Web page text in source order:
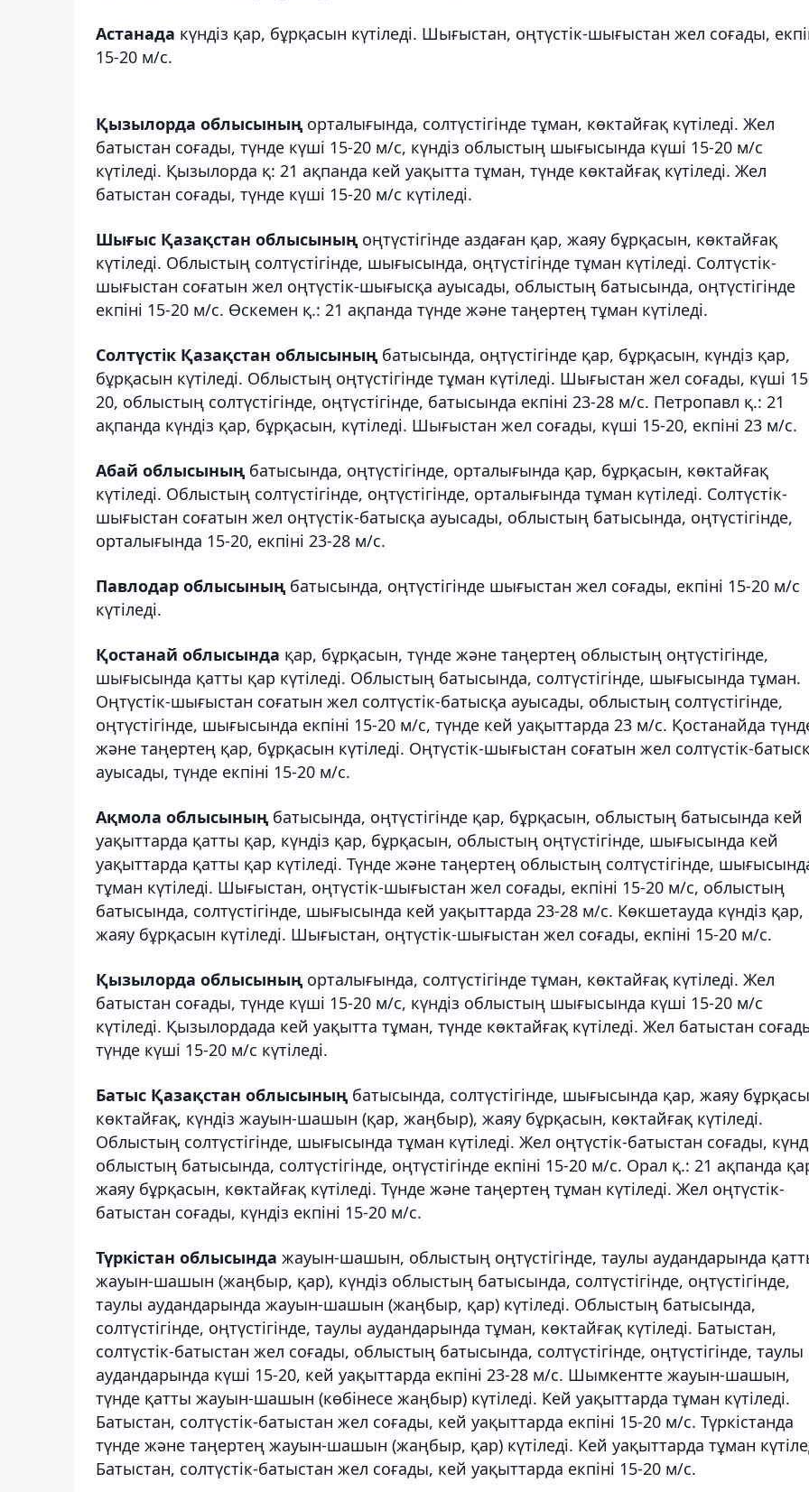
Астанада күндіз қар, бұрқасын күтіледі. Шығыстан, оңтүстік-шығыстан жел соғады,
15-20 м/с.
Қызылорда облысының орталығында, солтүстігінде тұман, көктайғақ күтіледі. Жел
батыстан соғады, түнде күші 15-20 м/с, күндіз облыстың шығысында күші 15-20 м/с
күтіледі. Қызылорда қ: 21 ақпанда кей уақытта тұман, түнде көктайғақ күтіледі. Жел
батыстан соғады, түнде күші 15-20 м/с күтіледі.
Шығыс Қазақстан облысының оңтүстігінде аздаған қар, жаяу бұрқасын, көктайғақ
күтіледі. Облыстың солтүстігінде, шығысында, оңтүстігінде тұман күтіледі. Солтүстік-
шығыстан соғатын жел оңтүстік-шығысқа ауысады, облыстың батысында, оңтүстігінде
екпіні 15-20 м/с. Өскемен қ.: 21 ақпанда түнде және таңертең тұман күтіледі.
Солтүстік Қазақстан облысының батысында, оңтүстігінде қар, бұрқасын, күндіз қар,
бұрқасын күтіледі. Облыстың оңтүстігінде тұман күтіледі. Шығыстан жел соғады, күші
20, облыстың солтүстігінде, оңтүстігінде, батысында екпіні 23-28 м/с. Петропавл қ.: 21
ақпанда күндіз қар, бұрқасын, күтіледі. Шығыстан жел соғады, күші 15-20, екпіні 23 м/с.
Абай облысының батысында, оңтүстігінде, орталығында қар, бұрқасын, көктайғақ
күтіледі. Облыстың солтүстігінде, оңтүстігінде, орталығында тұман күтіледі. Солтүстік-
шығыстан соғатын жел оңтүстік-батысқа ауысады, облыстың батысында, оңтүстігінде,
орталығында 15-20, екпіні 23-28 м/с.
Павлодар облысының батысында, оңтүстігінде шығыстан жел соғады, екпіні 15-20 м/с
күтіледі.
Қостанай облысында қар, бұрқасын, түнде және таңертең облыстың оңтүстігінде,
шығысында қатты қар күтіледі. Облыстың батысында, солтүстігінде, шығысында тұман.
Оңтүстік-шығыстан соғатын жел солтүстік-батысқа ауысады, облыстың солтүстігінде,
оңтүстігінде, шығысында екпіні 15-20 м/с, түнде кей уақыттарда 23 м/с. Қостанайда
және таңертең қар, бұрқасын күтіледі. Оңтүстік-шығыстан соғатын жел солтүстік-
ауысады, түнде екпіні 15-20 м/с.
Ақмола облысының батысында, оңтүстігінде қар, бұрқасын, облыстың батысында кей
уақыттарда қатты қар, күндіз қар, бұрқасын, облыстың оңтүстігінде, шығысында кей
уақыттарда қатты қар күтіледі. Түнде және таңертең облыстың солтүстігінде,
тұман күтіледі. Шығыстан, оңтүстік-шығыстан жел соғады, екпіні 15-20 м/с, облыстың
батысында, солтүстігінде, шығысында кей уақыттарда 23-28 м/с. Көкшетауда күндіз қар,
жаяу бұрқасын күтіледі. Шығыстан, оңтүстік-шығыстан жел соғады, екпіні 15-20 м/с.
Қызылорда облысының орталығында, солтүстігінде тұман, көктайғақ күтіледі. Жел
батыстан соғады, түнде күші 15-20 м/с, күндіз облыстың шығысында күші 15-20 м/с
күтіледі. Қызылордада кей уақытта тұман, түнде көктайғақ күтіледі. Жел батыстан
түнде күші 15-20 м/с күтіледі.
Батыс Қазақстан облысының батысында, солтүстігінде, шығысында қар, жаяу
көктайғақ, күндіз жауын-шашын (қар, жаңбыр), жаяу бұрқасын, көктайғақ күтіледі.
Облыстың солтүстігінде, шығысында тұман күтіледі. Жел оңтүстік-батыстан соғады,
облыстың батысында, солтүстігінде, оңтүстігінде екпіні 15-20 м/с. Орал қ.: 21 ақпанда
жаяу бұрқасын, көктайғақ күтіледі. Түнде және таңертең тұман күтіледі. Жел оңтүстік-
батыстан соғады, күндіз екпіні 15-20 м/с.
Түркістан облысында жауын-шашын, облыстың оңтүстігінде, таулы аудандарында
жауын-шашын (жаңбыр, қар), күндіз облыстың батысында, солтүстігінде, оңтүстігінде,
таулы аудандарында жауын-шашын (жаңбыр, қар) күтіледі. Облыстың батысында,
солтүстігінде, оңтүстігінде, таулы аудандарында тұман, көктайғақ күтіледі. Батыстан,
солтүстік-батыстан жел соғады, облыстың батысында, солтүстігінде, оңтүстігінде, таулы
аудандарында күші 15-20, кей уақыттарда екпіні 23-28 м/с. Шымкентте жауын-шашын,
түнде қатты жауын-шашын (көбінесе жаңбыр) күтіледі. Кей уақыттарда тұман күтіледі.
Батыстан, солтүстік-батыстан жел соғады, кей уақыттарда екпіні 15-20 м/с. Түркістанда
түнде және таңертең жауын-шашын (жаңбыр, қар) күтіледі. Кей уақыттарда тұман
Батыстан, солтүстік-батыстан жел соғады, кей уақыттарда екпіні 15-20 м/с.